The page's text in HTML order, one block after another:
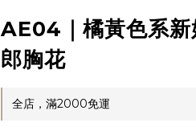
AE04｜橘黃色系新
郎胸花
全店，滿2000免運